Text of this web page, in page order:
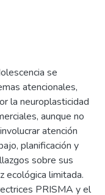
se
atencionales,
la neuroplasticidad
aunque no
atención
planificación y
sobre sus
ecológica limitada.
PRISMA y el